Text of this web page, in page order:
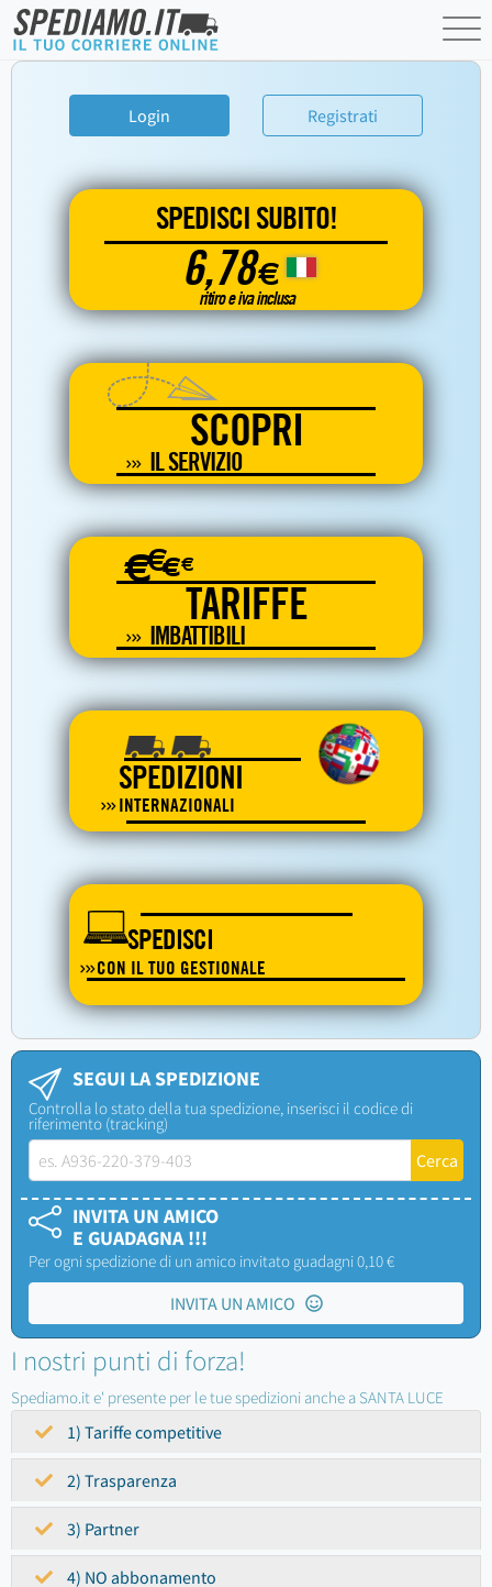
Login Registrati
SPEDISCI SUBITO!
6,78€
ritiro e iva inclusa
SCOPRI
IL SERVIZIO
€€€€
TARIFFE
IMBATTIBILI
SPEDIZIONI
INTERNAZIONALI
SPEDISCI
CON IL TUO GESTIONALE
SEGUI LA SPEDIZIONE
Controlla lo stato della tua spedizione, inserisci il codice di
riferimento (tracking)
INVITA UN AMICO
E GUADAGNA !!!
Per ogni spedizione di un amico invitato guadagni 0,10 €
INVITA UN AMICO
I nostri punti di forza!
Spediamo.it e' presente per le tue spedizioni anche a SANTA LUCE
1) Tariffe competitive
2) Trasparenza
3) Partner
4) NO abbonamento